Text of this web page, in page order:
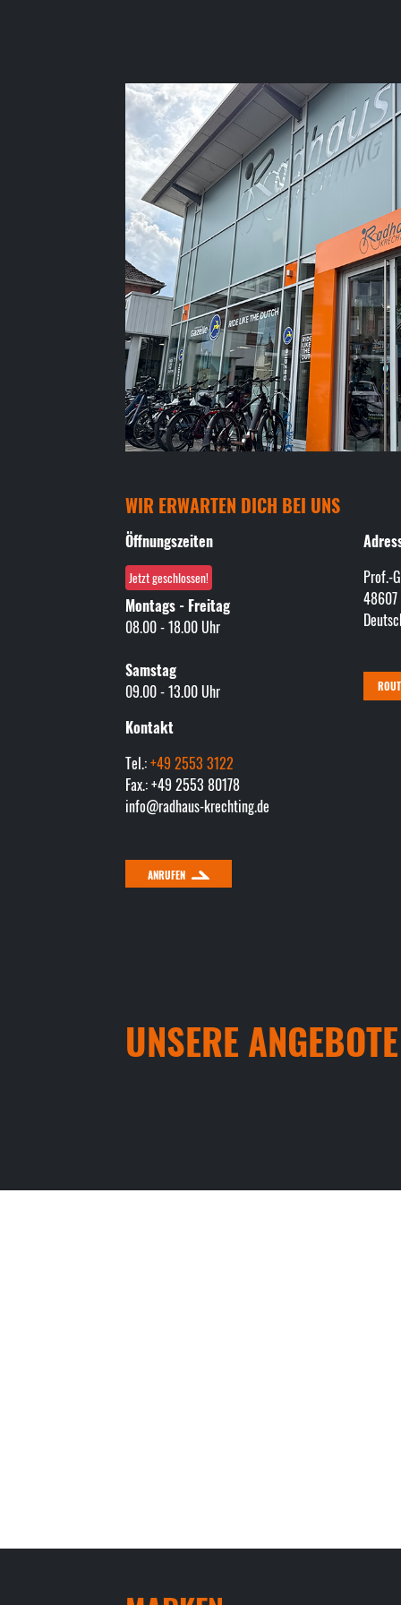
WIR ERWARTEN DICH BEI UNS
Öffnungszeiten
Jetzt geschlossen!
Montags - Freitag
08.00 - 18.00 Uhr
Samstag
09.00 - 13.00 Uhr
Prof.-
48607
Kontakt
Tel.:+49 2553 3122
Fax.: +49 2553 80178
info@radhaus-krechting.de
ANRUFEN
UNSERE ANGEBOTE